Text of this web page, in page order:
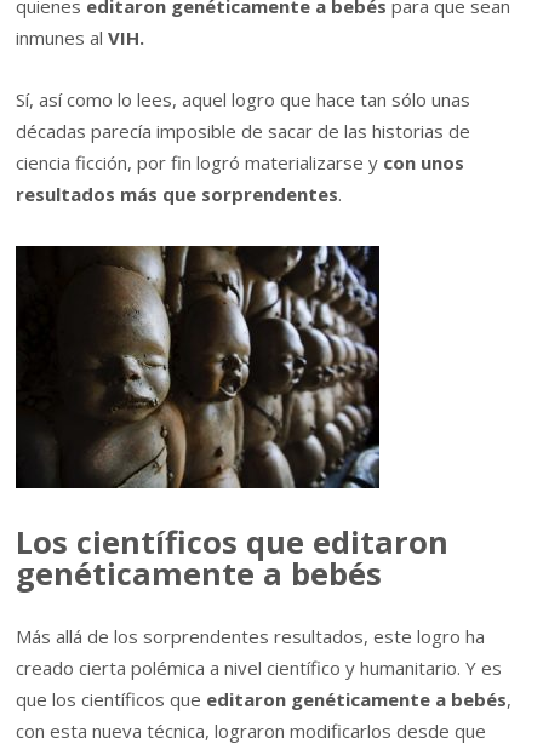
quienes editaron genéticamente a bebés para que sean
inmunes alVIH.
Sí, así como lo lees, aquel logro que hace tan sólo unas
décadas parecía imposible de sacar de las historias de
ciencia ficción, por fin logró materializarse y con unos
resultados más que sorprendentes.
Los científicos que editaron
genéticamente a bebés
Más allá de los sorprendentes resultados, este logro ha
creado cierta polémica a nivel científico y humanitario. Y es
que los científicos que editaron genéticamente a bebés,
con esta nueva técnica, lograron modificarlos desde que